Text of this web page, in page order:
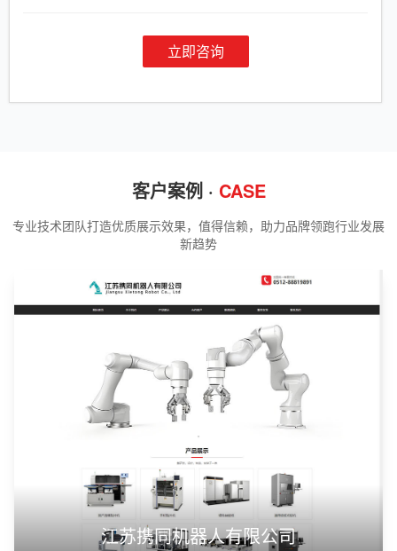
立即咨询
客户案例 · CASE
专业技术团队打造优质展示效果，值得信赖，助力品牌领跑行业发展
新趋势
江苏携同机器人有限公司